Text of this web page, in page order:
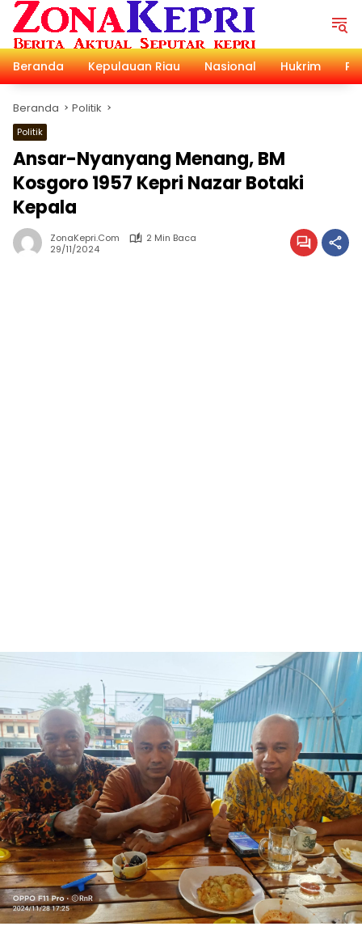
Langsung
konten
Beranda
Kepulauan Riau Nasional Hukrim
Beranda Politik
Politik
Ansar-Nyanyang Menang, BM
Kosgoro 1957 Kepri Nazar Botaki
Kepala
ZonaKepri.com
2 Min Baca
29/11/2024